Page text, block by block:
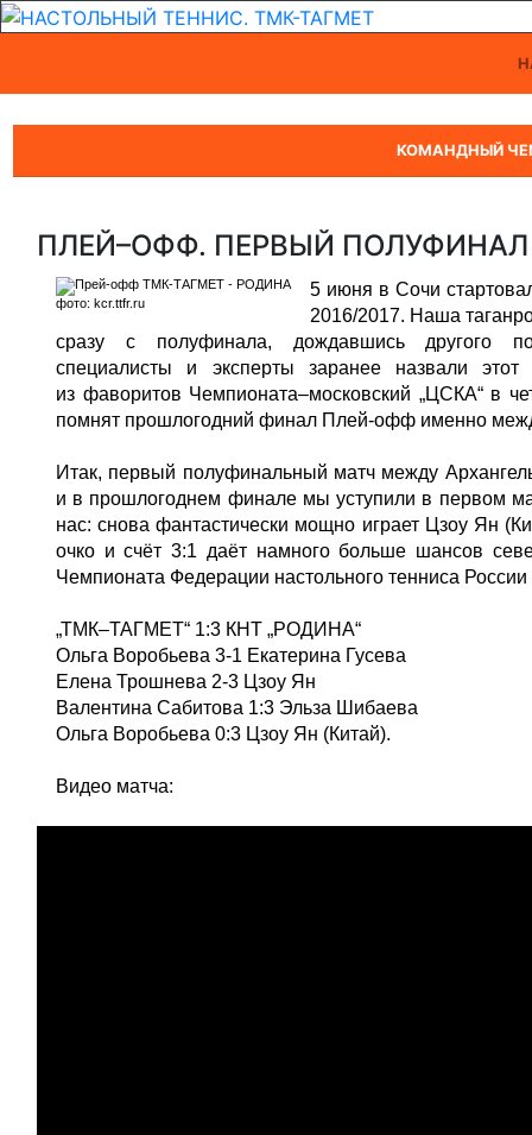
КОМАНДНЫЙ
ПЛЕЙ–ОФФ. ПЕРВЫЙ ПОЛУФИНАЛ
фото: kcr.ttfr.ru
5 июня в Сочи
2016/2017. Наша
сразу с полуфинала, дождавшись другого
специалисты и эксперты заранее назвали
из фаворитов Чемпионата–московский „ЦСКА“ в
помнят прошлогодний финал Плей-офф именно
Итак, первый полуфинальный матч между
и в прошлогоднем финале мы уступили в первом
нас: снова фантастически мощно играет Цзоу Ян
очко и счёт 3:1 даёт намного больше шансов
Чемпионата Федерации настольного тенниса
„ТМК–ТАГМЕТ“ 1:3 КНТ „РОДИНА“
Ольга Воробьева 3-1 Екатерина Гусева
Елена Трошнева 2-3 Цзоу Ян
Валентина Сабитова 1:3 Эльза Шибаева
Ольга Воробьева 0:3 Цзоу Ян (Китай).
Видео матча: